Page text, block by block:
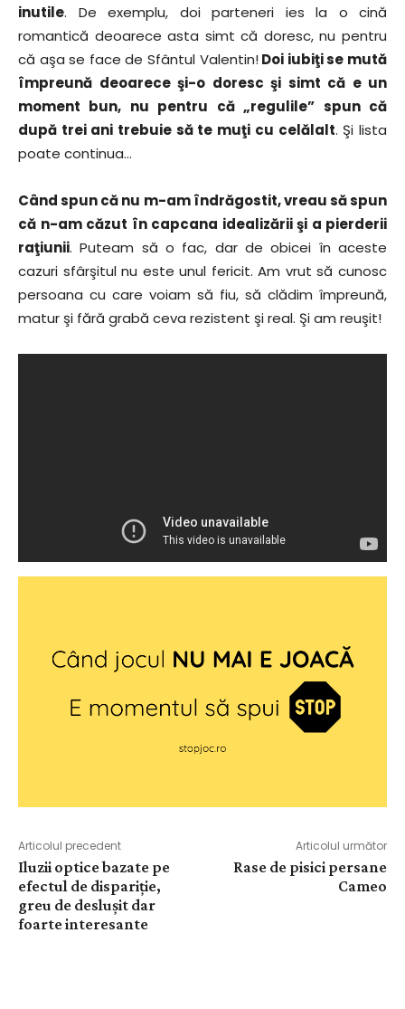
inutile. De exemplu, doi parteneri ies la o cină
romantică deoarece asta simt că doresc, nu pentru
că aşa se face de Sfântul Valentin!Doi iubiţi se mută
împreună deoarece şi-o doresc şi simt că e un
moment bun, nu pentru că „regulile” spun că
după trei ani trebuie să te muţi cu celălalt. Şi lista
poate continua…
Când spun că nu m-am îndrăgostit, vreau să spun
că n-am căzut în capcana idealizării şi a pierderii
raţiunii. Puteam să o fac, dar de obicei în aceste
cazuri sfârşitul nu este unul fericit. Am vrut să cunosc
persoana cu care voiam să fiu, să clădim împreună,
matur şi fără grabă ceva rezistent şi real. Şi am reuşit!
Articolul precedent
Iluzii optice bazate pe
efectul de dispariție,
greu de deslușit dar
foarte interesante
Articolul următor
Rase de pisici persane
Cameo